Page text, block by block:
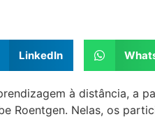
LinkedIn
à distância, a
Roentgen. Nelas, os